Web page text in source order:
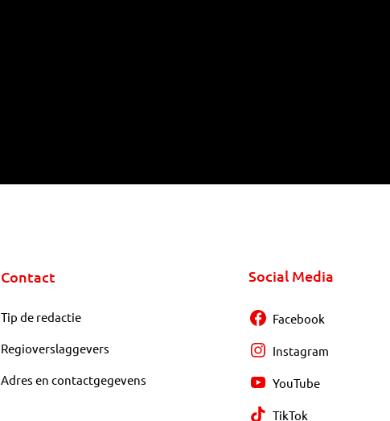
Contact
Tip de redactie
Regioverslaggevers
Adres en contactgegevens
Social Media
Facebook
Instagram
YouTube
TikTok